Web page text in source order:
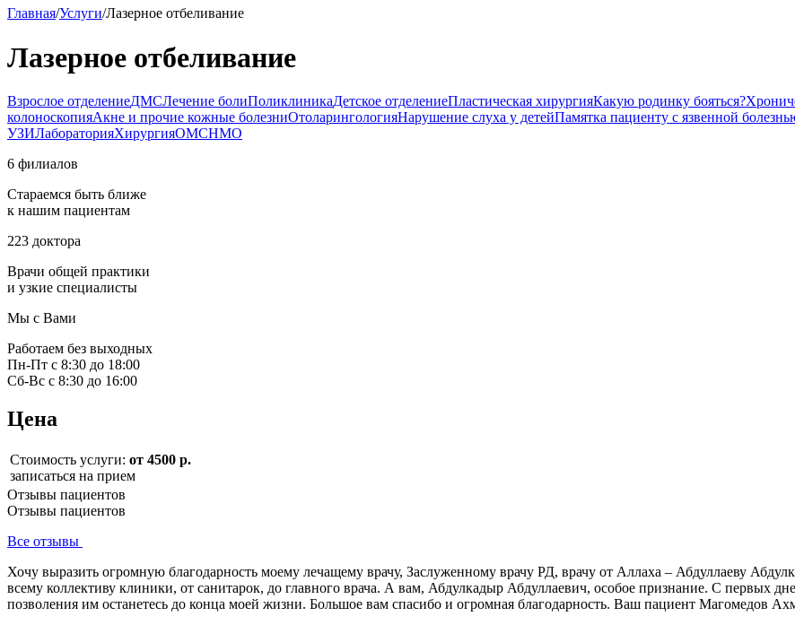
Главная/Услуги/Лазерное отбеливание
Лазерное отбеливание
Взрослое отделениеДМСЛечение болиПоликлиникаДетское отделениеПластическая хирургияКакую родинку бояться?
колоноскопияАкне и прочие кожные болезниОтоларингологияНарушение слуха у детейПамятка пациенту с язвенной
УЗИЛабораторияХирургияОМСНМО
6 филиалов
Стараемся быть ближе
к нашим пациентам
223 доктора
Врачи общей практики
и узкие специалисты
Мы с Вами
Работаем без выходных
Пн-Пт с 8:30 до 18:00
Сб-Вс с 8:30 до 16:00
Цена
Стоимость услуги: от 4500 р.
записаться на прием
Отзывы пациентов
Отзывы пациентов
Все отзывы
Хочу выразить огромную благодарность моему лечащему врачу, Заслуженному врачу РД, врачу от Аллаха – Абдуллаеву
всему коллективу клиники, от санитарок, до главного врача. А вам, Абдулкадыр Абдуллаевич, особое признание. С первых
позволения им останетесь до конца моей жизни. Большое вам спасибо и огромная благодарность. Ваш пациент Магомедов